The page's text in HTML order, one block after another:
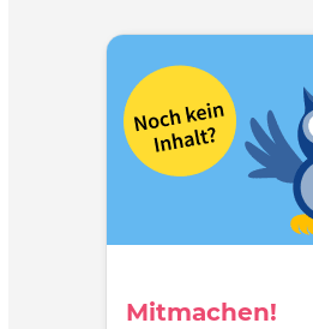
Mitmachen!